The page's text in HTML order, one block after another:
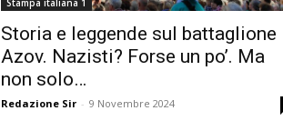
Stampa italiana 1
Storia e leggende sul battaglione
Azov. Nazisti? Forse un po’. Ma
non solo…
Redazione Sir - 9 Novembre 2024